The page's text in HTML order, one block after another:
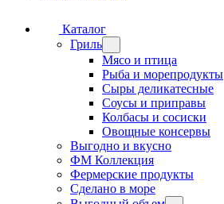
Каталог
Гриль
Мясо и птица
Рыба и морепродукты
Сыры деликатесные
Соусы и приправы
Колбасы и сосиски
Овощные консервы
Выгодно и вкусно
ФМ Коллекция
Фермерские продукты
Сделано в море